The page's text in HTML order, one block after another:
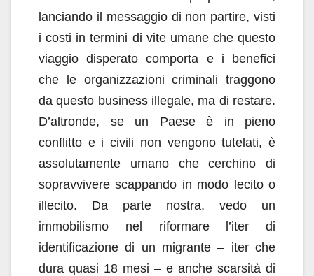
lanciando il messaggio di non partire, visti
i costi in termini di vite umane che questo
viaggio disperato comporta e i benefici
che le organizzazioni criminali traggono
da questo business illegale, ma di restare.
D’altronde, se un Paese è in pieno
conflitto e i civili non vengono tutelati, è
assolutamente umano che cerchino di
sopravvivere scappando in modo lecito o
illecito. Da parte nostra, vedo un
immobilismo nel riformare l’iter di
identificazione di un migrante – iter che
dura quasi 18 mesi – e anche scarsità di